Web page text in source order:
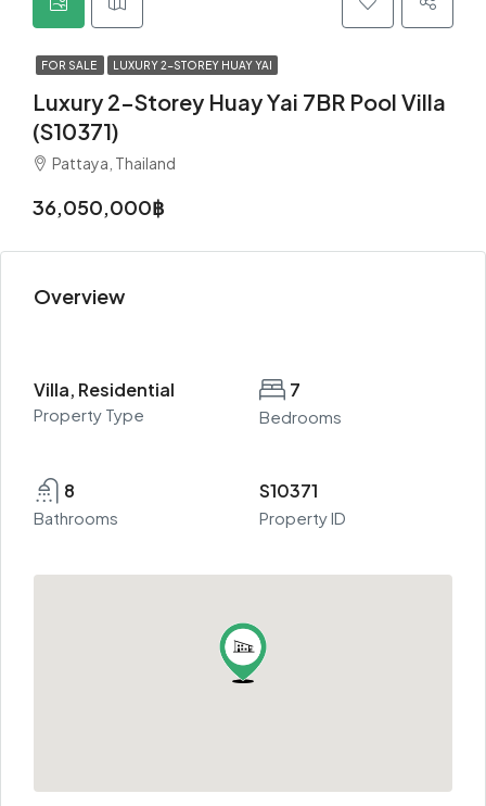
FOR SALE LUXURY 2-STOREY HUAY YAI
Luxury 2-Storey Huay Yai 7BR Pool Villa
(S10371)
Pattaya, Thailand
36,050,000฿
Overview
Villa, Residential
Property Type
7
Bedrooms
8
Bathrooms
S10371
Property ID